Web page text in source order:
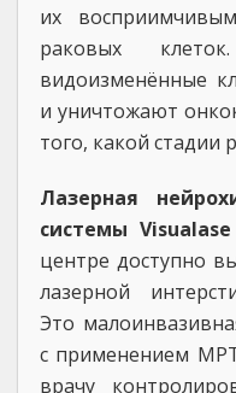
их
раковых
видоизменённые
и уничтожают
того, какой стадии
Лазерная
системы Visualase
центре доступно
лазерной
Это
с применением
врачу